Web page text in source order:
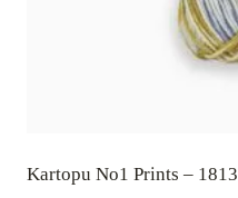
Kartopu No1 Prints – 1813